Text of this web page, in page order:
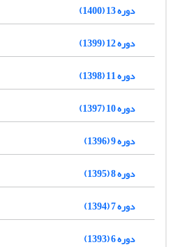
دوره 13 (1400)
دوره 12 (1399)
دوره 11 (1398)
دوره 10 (1397)
دوره 9 (1396)
دوره 8 (1395)
دوره 7 (1394)
دوره 6 (1393)